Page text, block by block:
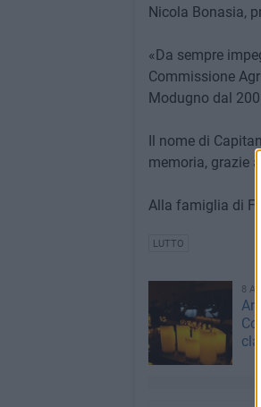
Nicola Bonasia,
«Da sempre
Commissione
Modugno dal
Il nome di
memoria, grazie
Alla famiglia di
LUTTO
8